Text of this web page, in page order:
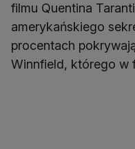
filmu Quentina
amerykańskiego
procentach
Winnfield, którego w